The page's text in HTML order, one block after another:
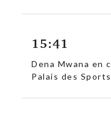
15:41
Dena Mwana en
Palais des